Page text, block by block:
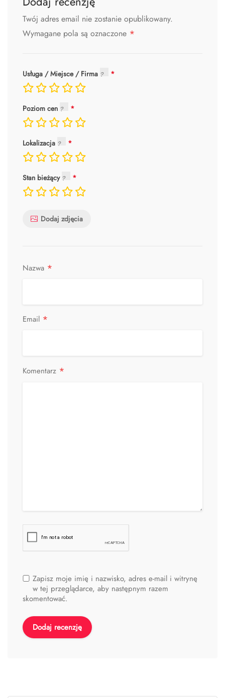
Twój adres email nie zostanie opublikowany.
Wymagane pola są oznaczone *
Usługa / Miejsce / Firma
Poziom cen
Lokalizacja
Stan bieżący
Dodaj zdjęcia
Nazwa *
Email *
Komentarz *
Zapisz moje imię i nazwisko, adres e-mail i witrynę
w tej przeglądarce, aby następnym razem
skomentować.